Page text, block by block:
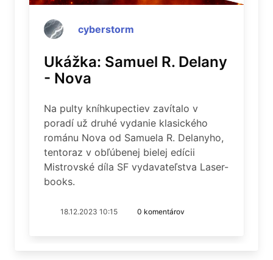
cyberstorm
Ukážka: Samuel R. Delany
- Nova
Na pulty kníhkupectiev zavítalo v
poradí už druhé vydanie klasického
románu Nova od Samuela R. Delanyho,
tentoraz v obľúbenej bielej edícii
Mistrovské díla SF vydavateľstva Laser-
books.
18.12.2023 10:15 0 komentárov